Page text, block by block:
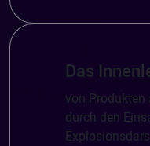
Das
von Produkten
durch den